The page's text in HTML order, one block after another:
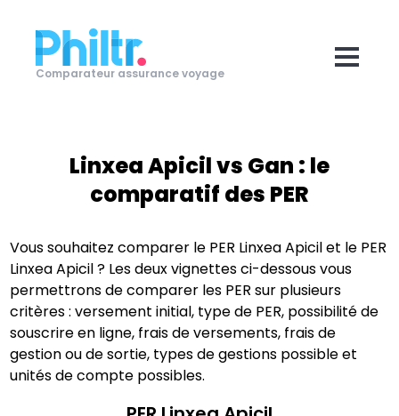
Comparateur assurance voyage
Linxea Apicilvs Gan : le
comparatif des PER
Vous souhaitez comparer le PER Linxea Apicilet le PER
Linxea Apicil? Les deux vignettes ci-dessous vous
permettrons de comparer les PER sur plusieurs
critères : versement initial, type de PER, possibilité de
souscrire en ligne, frais de versements, frais de
gestion ou de sortie, types de gestions possible et
unités de compte possibles.